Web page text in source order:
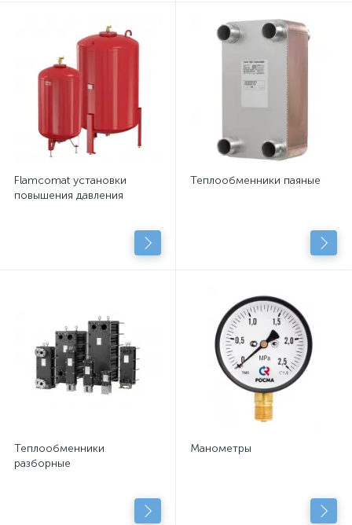
Flamcomat установки
повышения давления
Теплообменники паяные
Теплообменники
разборные
Манометры